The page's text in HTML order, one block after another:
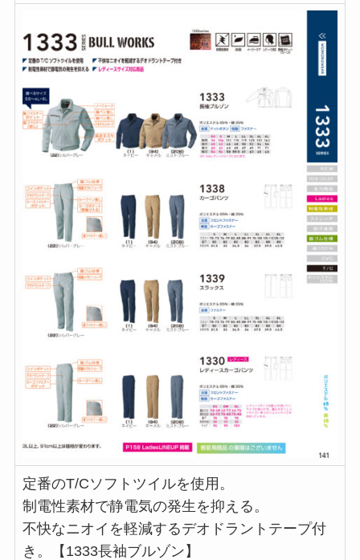
定番のT/Cソフトツイルを使用。
制電性素材で静電気の発生を抑える。
不快なニオイを軽減するデオドラントテープ付
き。【1333長袖ブルゾン】